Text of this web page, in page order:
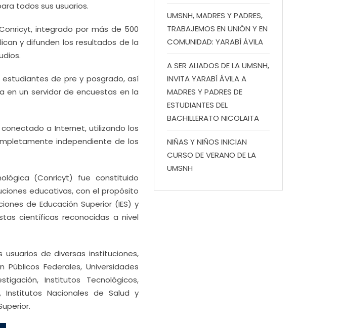
todos sus usuarios.
integrado por más de 500
y difunden los resultados de la
de pre y posgrado, así
en un servidor de encuestas en la
a Internet, utilizando los
independiente de los
(Conricyt) fue constituido
educativas, con el propósito
de Educación Superior (IES) y
científicas reconocidas a nivel
de diversas instituciones,
Federales, Universidades
Institutos Tecnológicos,
Institutos Nacionales de Salud y
UMSNH, MADRES Y PADRES,
TRABAJEMOS EN UNIÓN Y EN
COMUNIDAD: YARABÍ ÁVILA
A SER ALIADOS DE LA UMSNH,
INVITA YARABÍ ÁVILA A
MADRES Y PADRES DE
ESTUDIANTES DEL
BACHILLERATO NICOLAITA
NIÑAS Y NIÑOS INICIAN
CURSO DE VERANO DE LA
UMSNH